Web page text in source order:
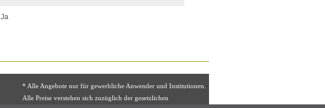
Ja
* Alle Angebote nur für gewerbliche Anwender und Institutionen.
Alle Preise verstehen sich zuzüglich der gesetzlichen